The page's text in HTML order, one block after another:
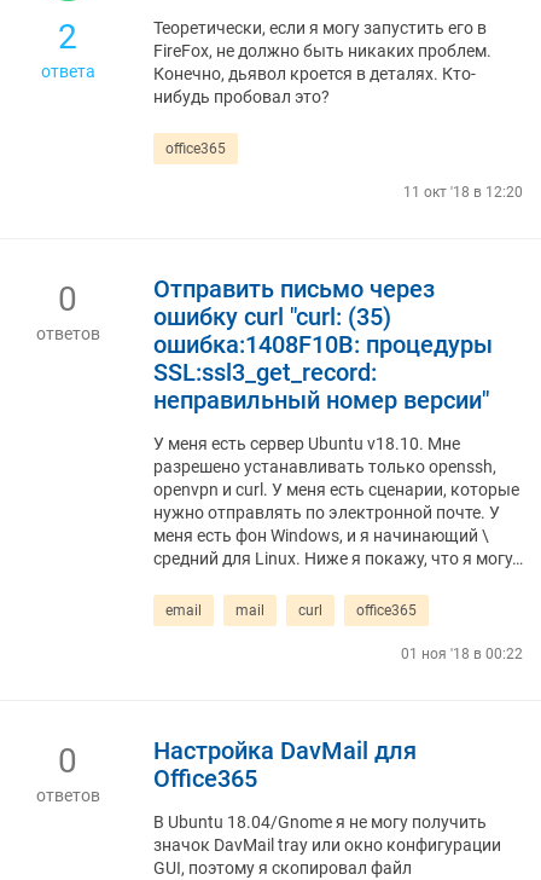
2
ответа
Теоретически, если я могу запустить его в
FireFox, не должно быть никаких проблем.
Конечно, дьявол кроется в деталях. Кто-
нибудь пробовал это?
office365
11 окт '18 в 12:20
0
ответов
Отправить письмо через
ошибку curl "curl: (35)
ошибка:1408F10B: процедуры
SSL:ssl3_get_record:
неправильный номер версии"
У меня есть сервер Ubuntu v18.10. Мне
разрешено устанавливать только openssh,
openvpn и curl. У меня есть сценарии, которые
нужно отправлять по электронной почте. У
меня есть фон Windows, и я начинающий \
средний для Linux. Ниже я покажу, что я могу…
email mail curl office365
01 ноя '18 в 00:22
0
ответов
Настройка DavMail для
Office365
В Ubuntu 18.04/Gnome я не могу получить
значок DavMail tray или окно конфигурации
GUI, поэтому я скопировал файл